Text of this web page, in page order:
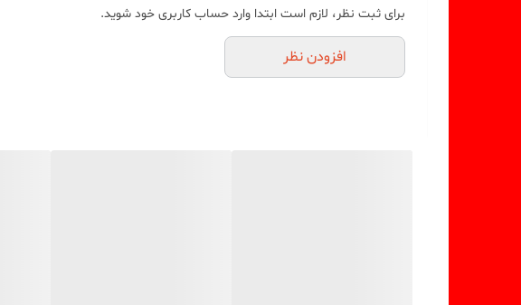
برای ثبت نظر، لازم است ابتدا وارد حساب کاربری خود شوید.
افزودن نظر